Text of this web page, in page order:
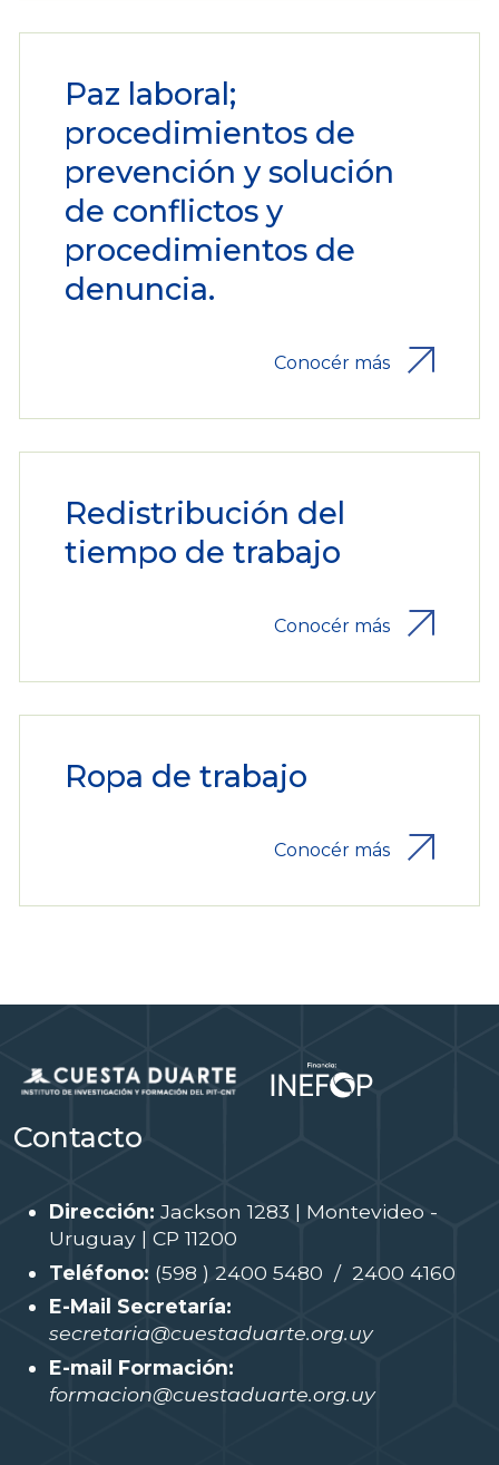
Paz laboral;
procedimientos de
prevención y solución
de conflictos y
procedimientos de
denuncia.
Conocér más
Redistribución del
tiempo de trabajo
Conocér más
Ropa de trabajo
Conocér más
Contacto
Dirección: Jackson 1283 | Montevideo -
Uruguay | CP 11200
Teléfono: (598 ) 2400 5480 / 2400 4160
E-Mail Secretaría:
secretaria@cuestaduarte.org.uy
E-mail Formación:
formacion@cuestaduarte.org.uy